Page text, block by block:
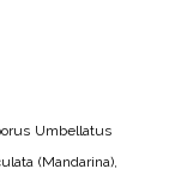
Umbellatus
(Mandarina),